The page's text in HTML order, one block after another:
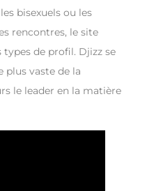
bisexuels ou les
rencontres, le site
types de profil. Djizz se
plus vaste de la
le leader en la matière